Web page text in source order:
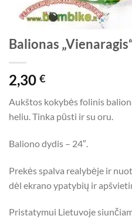
Balionas
2,30 €
Aukštos kokybės folinis
heliu. Tinka pūsti ir su oru.
Baliono dydis – 24″.
Prekės spalva realybėje ir
dėl ekrano ypatybių ir
Pristatymui Lietuvoje